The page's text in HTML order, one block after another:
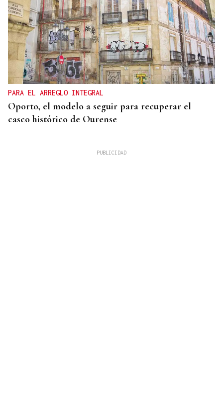
PARA EL ARREGLO INTEGRAL
Oporto, el modelo a seguir para recuperar el
casco histórico de Ourense